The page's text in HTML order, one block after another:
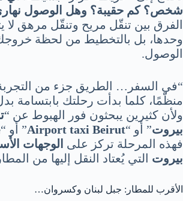
شخص؟ كم حقيبة؟ وهل الوصول
الفرق بين تنقّل مريح وتنقّل مرهق لا
وحدها، بل بالتخطيط من لحظة
الوصول.
“في السفر… الطريق جزء من
منظّمًا، كلما بدأت رحلتك بابتسامة
ولأن كثيرين يبحثون فور الهبوط عن “
بيروت” أو “Airport taxi Beirut” أو “
فهذه المرحلة تركز على الوجهات
بيروت التي يُعتاد النقل إليها من
الأقرب للمطار: جبل لبنان وكسروان…